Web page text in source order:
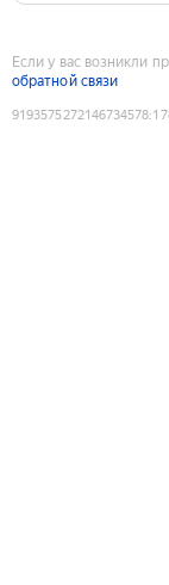
Если у вас возникли
обратной связи
9193575272146734578: